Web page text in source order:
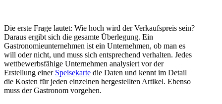
Die erste Frage lautet: Wie hoch wird der Verkaufspreis sein?
Daraus ergibt sich die gesamte Überlegung. Ein
Gastronomieunternehmen ist ein Unternehmen, ob man es
will oder nicht, und muss sich entsprechend verhalten. Jedes
wettbewerbsfähige Unternehmen analysiert vor der
Erstellung einer Speisekarte die Daten und kennt im Detail
die Kosten für jeden einzelnen hergestellten Artikel. Ebenso
muss der Gastronom vorgehen.